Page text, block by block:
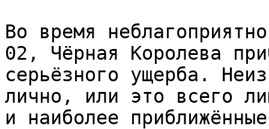
Во время
02, Чёрная Королева
серьёзного ущерба.
лично, или это всего
и наиболее